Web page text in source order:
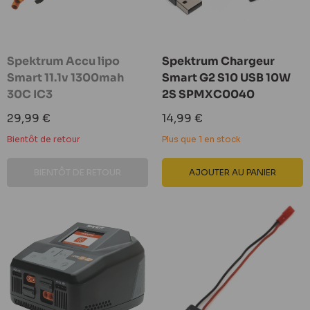
Spektrum Accu lipo
Smart 11.1v 1300mah
30C IC3
Prix
réduit
29,99 €
Bientôt de retour
Spektrum Chargeur
Smart G2 S10 USB 10W
2S SPMXC0040
Prix
réduit
14,99 €
Plus que 1 en stock
AJOUTER AU PANIER